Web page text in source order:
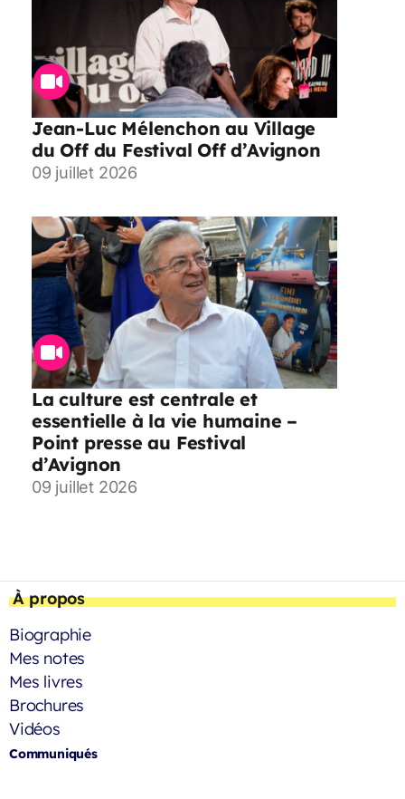
Jean-Luc Mélenchon au Village
du Off du Festival Off d’Avignon
09 juillet 2026
La culture est centrale et
essentielle à la vie humaine –
Point presse au Festival
d’Avignon
09 juillet 2026
À propos
Biographie
Mes notes
Mes livres
Brochures
Vidéos
Communiqués